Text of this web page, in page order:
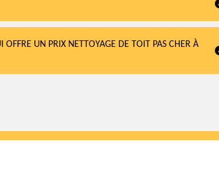
UN PRIX NETTOYAGE DE TOIT PAS CHER À